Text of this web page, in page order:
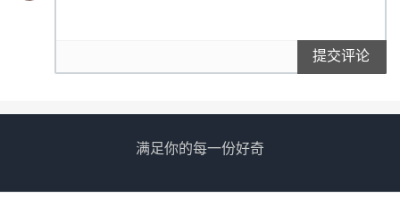
提交评论
满足你的每一份好奇